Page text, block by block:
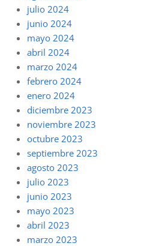
julio 2024
junio 2024
mayo 2024
abril 2024
marzo 2024
febrero 2024
enero 2024
diciembre 2023
noviembre 2023
octubre 2023
septiembre 2023
agosto 2023
julio 2023
junio 2023
mayo 2023
abril 2023
marzo 2023